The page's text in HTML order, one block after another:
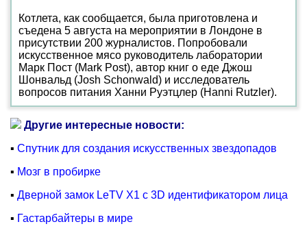
Котлета, как сообщается, была приготовлена и
съедена 5 августа на мероприятии в Лондоне в
присутствии 200 журналистов. Попробовали
искусственное мясо руководитель лаборатории
Марк Пост (Mark Post), автор книг о еде Джош
Шонвальд (Josh Schonwald) и исследователь
вопросов питания Ханни Руэтцлер (Hanni Rutzler).
Другие интересные новости:
▪ Спутник для создания искусственных звездопадов
▪ Мозг в пробирке
▪ Дверной замок LeTV X1 с 3D идентификатором лица
▪ Гастарбайтеры в мире